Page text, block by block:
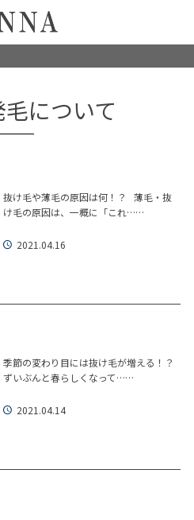
について
抜け毛や薄毛の原因は何！？ 薄毛・抜
け毛の原因は、一概に「これ……
2021.04.16
季節の変わり目には抜け毛が増える！？
ずいぶんと春らしくなって……
2021.04.14